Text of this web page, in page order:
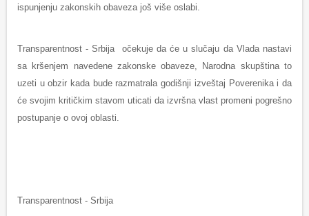
ispunjenju zakonskih obaveza još više oslabi.
Transparentnost - Srbija očekuje da će u slučaju da Vlada nastavi
sa kršenjem navedene zakonske obaveze, Narodna skupština to
uzeti u obzir kada bude razmatrala godišnji izveštaj Poverenika i da
će svojim kritičkim stavom uticati da izvršna vlast promeni pogrešno
postupanje o ovoj oblasti.
Transparentnost - Srbija